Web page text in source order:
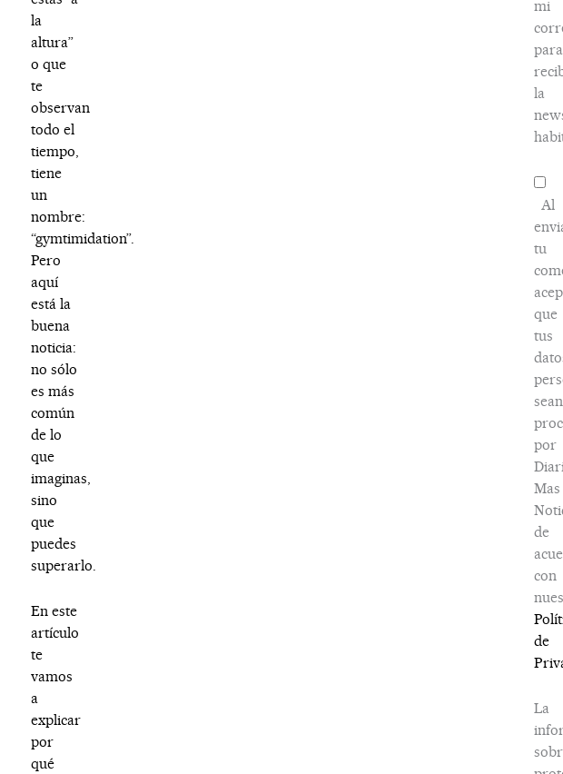
la
altura”
o que
te
observan
todo el
tiempo,
tiene
un
nombre:
“gymtimidation”.
Pero
aquí
está la
buena
noticia:
no sólo
es más
común
de lo
que
imaginas,
sino
que
puedes
superarlo.
En este
artículo
te
vamos
a
explicar
por
qué
mi
para
la
Al
tu
que
tus
sean
por
Mas
de
con
de
La